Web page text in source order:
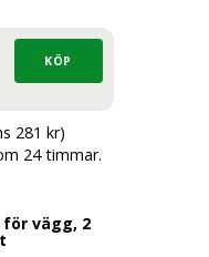
281 kr)
24 timmar.
för vägg, 2